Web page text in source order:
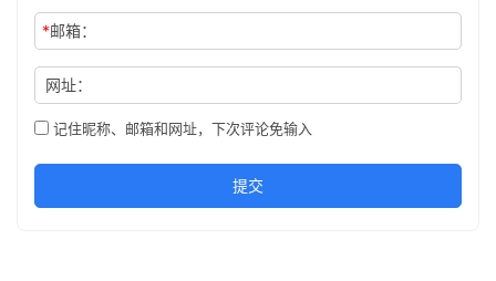
*邮箱：
网址：
记住昵称、邮箱和网址，下次评论免输入
提交